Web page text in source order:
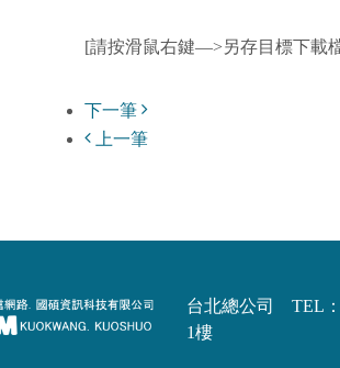
[請按滑鼠右鍵—>另存目標下載
下一筆
上一筆
台北總公司 TEL：
1樓